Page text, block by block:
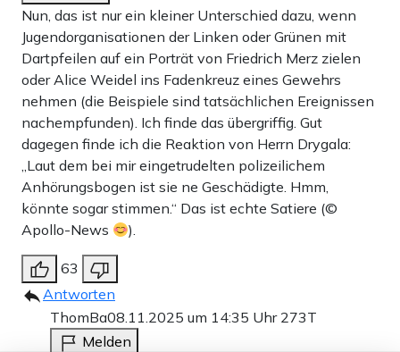
Nun, das ist nur ein kleiner Unterschied dazu, wenn
Jugendorganisationen der Linken oder Grünen mit
Dartpfeilen auf ein Porträt von Friedrich Merz zielen
oder Alice Weidel ins Fadenkreuz eines Gewehrs
nehmen (die Beispiele sind tatsächlichen Ereignissen
nachempfunden). Ich finde das übergriffig. Gut
dagegen finde ich die Reaktion von Herrn Drygala:
„Laut dem bei mir eingetrudelten polizeilichem
Anhörungsbogen ist sie ne Geschädigte. Hmm,
könnte sogar stimmen.“ Das ist echte Satiere (©
Apollo-News
).
63
Antworten
ThomBa08.11.2025 um 14:35 Uhr 273T
Melden